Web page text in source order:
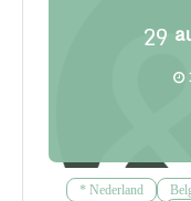
29
* Nederland